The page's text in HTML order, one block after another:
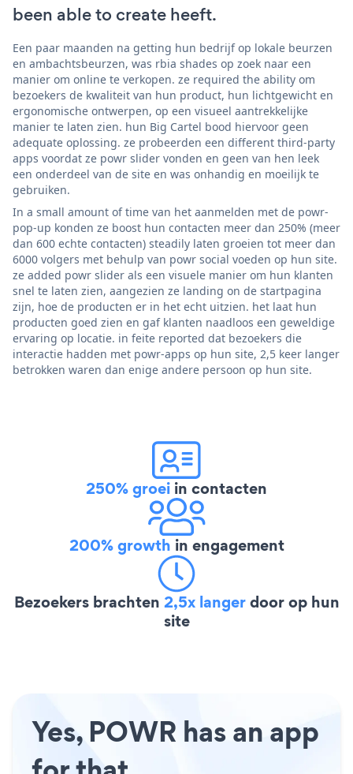
been able to create heeft.
Een paar maanden na getting hun bedrijf op lokale beurzen
en ambachtsbeurzen, was rbia shades op zoek naar een
manier om online te verkopen. ze required the ability om
bezoekers de kwaliteit van hun product, hun lichtgewicht en
ergonomische ontwerpen, op een visueel aantrekkelijke
manier te laten zien. hun Big Cartel bood hiervoor geen
adequate oplossing. ze probeerden een different third-party
apps voordat ze powr slider vonden en geen van hen leek
een onderdeel van de site en was onhandig en moeilijk te
gebruiken.
In a small amount of time van het aanmelden met de powr-
pop-up konden ze boost hun contacten meer dan 250% (meer
dan 600 echte contacten) steadily laten groeien tot meer dan
6000 volgers met behulp van powr social voeden op hun site.
ze added powr slider als een visuele manier om hun klanten
snel te laten zien, aangezien ze landing on de startpagina
zijn, hoe de producten er in het echt uitzien. het laat hun
producten goed zien en gaf klanten naadloos een geweldige
ervaring op locatie. in feite reported dat bezoekers die
interactie hadden met powr-apps op hun site, 2,5 keer langer
betrokken waren dan enige andere persoon op hun site.
250% groei in contacten
200% growth in engagement
Bezoekers brachten 2,5x langerdoor op hun
site
Yes, POWR has an app